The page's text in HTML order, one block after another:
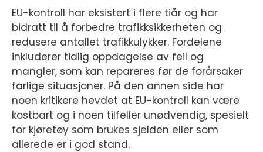
EU-kontroll har eksistert i flere tiår og har
bidratt til å forbedre trafikksikkerheten og
redusere antallet trafikkulykker. Fordelene
inkluderer tidlig oppdagelse av feil og
mangler, som kan repareres før de forårsaker
farlige situasjoner. På den annen side har
noen kritikere hevdet at EU-kontroll kan være
kostbart og i noen tilfeller unødvendig, spesielt
for kjøretøy som brukes sjelden eller som
allerede er i god stand.